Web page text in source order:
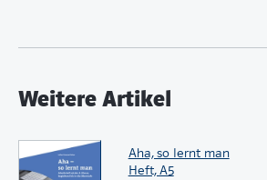
Weitere Artikel
Aha, so lernt man
Heft, A5